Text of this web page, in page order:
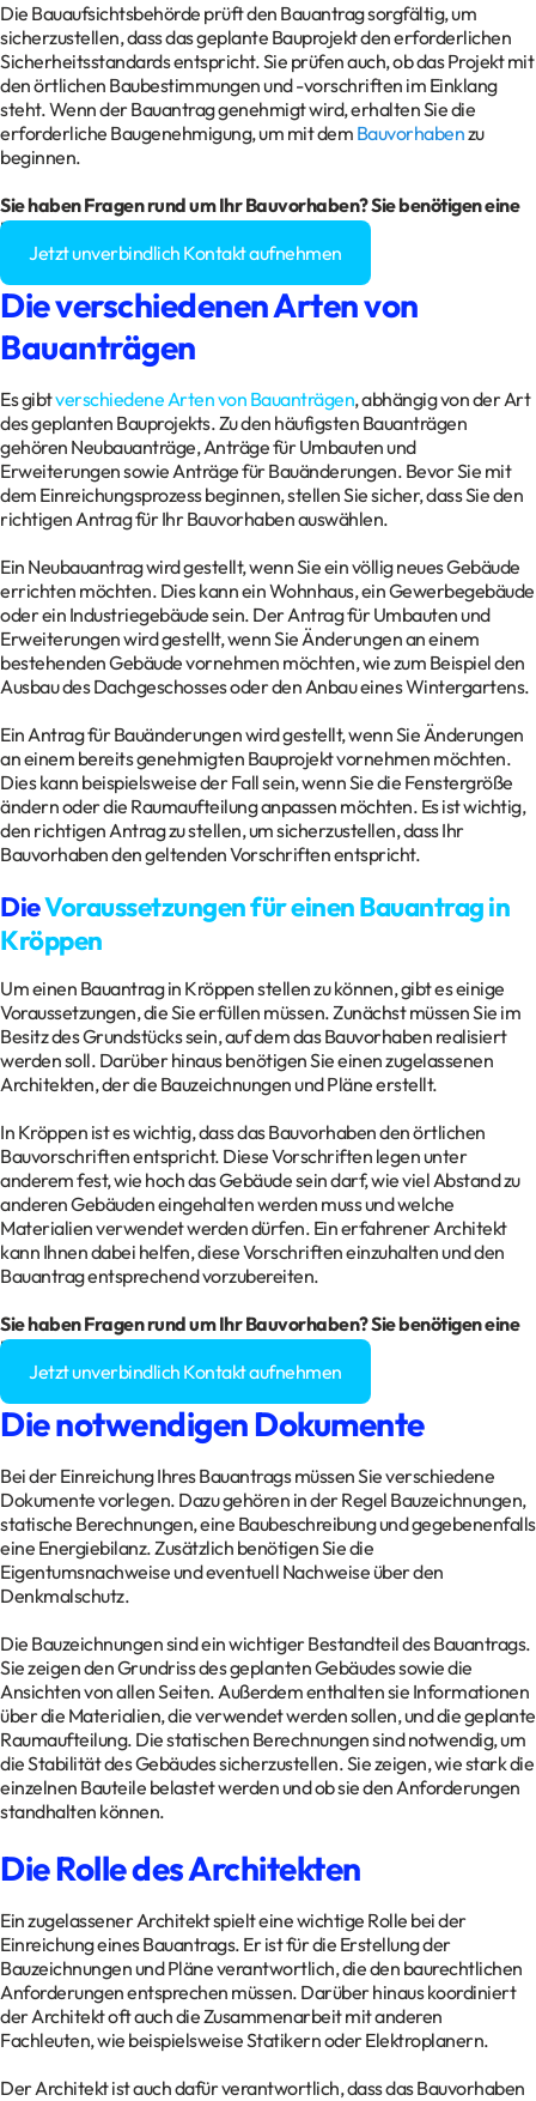
Die Bauaufsichtsbehörde prüft den Bauantrag sorgfältig, um
sicherzustellen, dass das geplante Bauprojekt den erforderlichen
Sicherheitsstandards entspricht. Sie prüfen auch, ob das Projekt mit
den örtlichen Baubestimmungen und -vorschriften im Einklang
steht. Wenn der Bauantrag genehmigt wird, erhalten Sie die
erforderliche Baugenehmigung, um mit dem Bauvorhabenzu
beginnen.
Sie haben Fragen rund um Ihr Bauvorhaben? Sie benötigen eine
Baugenehmigung?
Jetzt unverbindlich Kontakt aufnehmen
Die verschiedenen Arten von
Bauanträgen
Es gibtverschiedene Arten von Bauanträgen, abhängig von der Art
des geplanten Bauprojekts. Zu den häufigsten Bauanträgen
gehören Neubauanträge, Anträge für Umbauten und
Erweiterungen sowie Anträge für Bauänderungen. Bevor Sie mit
dem Einreichungsprozess beginnen, stellen Sie sicher, dass Sie den
richtigen Antrag für Ihr Bauvorhaben auswählen.
Ein Neubauantrag wird gestellt, wenn Sie ein völlig neues Gebäude
errichten möchten. Dies kann ein Wohnhaus, ein Gewerbegebäude
oder ein Industriegebäude sein. Der Antrag für Umbauten und
Erweiterungen wird gestellt, wenn Sie Änderungen an einem
bestehenden Gebäude vornehmen möchten, wie zum Beispiel den
Ausbau des Dachgeschosses oder den Anbau eines Wintergartens.
Ein Antrag für Bauänderungen wird gestellt, wenn Sie Änderungen
an einem bereits genehmigten Bauprojekt vornehmen möchten.
Dies kann beispielsweise der Fall sein, wenn Sie die Fenstergröße
ändern oder die Raumaufteilung anpassen möchten. Es ist wichtig,
den richtigen Antrag zu stellen, um sicherzustellen, dass Ihr
Bauvorhaben den geltenden Vorschriften entspricht.
DieVoraussetzungen für einen Bauantrag in
Kröppen
Um einen Bauantrag in Kröppen stellen zu können, gibt es einige
Voraussetzungen, die Sie erfüllen müssen. Zunächst müssen Sie im
Besitz des Grundstücks sein, auf dem das Bauvorhaben realisiert
werden soll. Darüber hinaus benötigen Sie einen zugelassenen
Architekten, der die Bauzeichnungen und Pläne erstellt.
In Kröppen ist es wichtig, dass das Bauvorhaben den örtlichen
Bauvorschriften entspricht. Diese Vorschriften legen unter
anderem fest, wie hoch das Gebäude sein darf, wie viel Abstand zu
anderen Gebäuden eingehalten werden muss und welche
Materialien verwendet werden dürfen. Ein erfahrener Architekt
kann Ihnen dabei helfen, diese Vorschriften einzuhalten und den
Bauantrag entsprechend vorzubereiten.
Sie haben Fragen rund um Ihr Bauvorhaben? Sie benötigen eine
Baugenehmigung?
Jetzt unverbindlich Kontakt aufnehmen
Die notwendigen Dokumente
Bei der Einreichung Ihres Bauantrags müssen Sie verschiedene
Dokumente vorlegen. Dazu gehören in der Regel Bauzeichnungen,
statische Berechnungen, eine Baubeschreibung und gegebenenfalls
eine Energiebilanz. Zusätzlich benötigen Sie die
Eigentumsnachweise und eventuell Nachweise über den
Denkmalschutz.
Die Bauzeichnungen sind ein wichtiger Bestandteil des Bauantrags.
Sie zeigen den Grundriss des geplanten Gebäudes sowie die
Ansichten von allen Seiten. Außerdem enthalten sie Informationen
über die Materialien, die verwendet werden sollen, und die geplante
Raumaufteilung. Die statischen Berechnungen sind notwendig, um
die Stabilität des Gebäudes sicherzustellen. Sie zeigen, wie stark die
einzelnen Bauteile belastet werden und ob sie den Anforderungen
standhalten können.
Die Rolle des Architekten
Ein zugelassener Architekt spielt eine wichtige Rolle bei der
Einreichung eines Bauantrags. Er ist für die Erstellung der
Bauzeichnungen und Pläne verantwortlich, die den baurechtlichen
Anforderungen entsprechen müssen. Darüber hinaus koordiniert
der Architekt oft auch die Zusammenarbeit mit anderen
Fachleuten, wie beispielsweise Statikern oder Elektroplanern.
Der Architekt ist auch dafür verantwortlich, dass das Bauvorhaben